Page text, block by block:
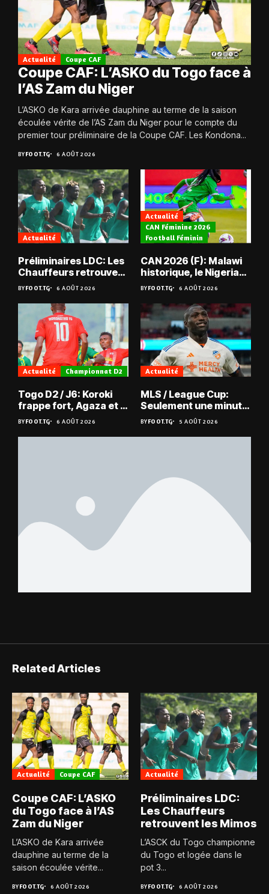
Actualité Coupe CAF
Coupe CAF: L’ASKO du Togo face à
l’AS Zam du Niger
L’ASKO de Kara arrivée dauphine au terme de la saison
écoulée vérite de l’AS Zam du Niger pour le compte du
premier tour préliminaire de la Coupe CAF. Les Kondona...
BYFOOT.TG 6 AOÛT 2026
Actualité
Préliminaires LDC: Les
Chauffeurs retrouvent
les Mimos
BYFOOT.TG 6 AOÛT 2026
Actualité
CAN Féminine 2026
Football Féminin
CAN 2026 (F): Malawi
historique, le Nigeria
sauvé, la Zambie
éliminée
BYFOOT.TG 6 AOÛT 2026
Actualité Championnat D2
Togo D2 / J6: Koroki
frappe fort, Agaza et la
JCA assurent,
suspense avant Sara
FC – Doumbé FC
BYFOOT.TG 6 AOÛT 2026
Actualité
MLS / League Cup:
Seulement une minute
de jeu pour Kévin
Denkey
BYFOOT.TG 5 AOÛT 2026
Related Articles
Actualité Coupe CAF
Coupe CAF: L’ASKO
du Togo face à l’AS
Zam du Niger
L’ASKO de Kara arrivée
dauphine au terme de la
saison écoulée vérite...
BYFOOT.TG 6 AOÛT 2026
Actualité
Préliminaires LDC:
Les Chauffeurs
retrouvent les Mimos
L’ASCK du Togo championne
du Togo et logée dans le
pot 3...
BYFOOT.TG 6 AOÛT 2026